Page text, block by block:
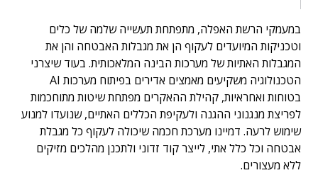
במעמקי הרשת האפלה, מתפתחת תעשייה שלמה של כלים
וטכניקות המיועדים לעקוף הן את מגבלות האבטחה והן את
המגבלות האתיות של מערכות הבינה המלאכותית. בעוד שיצרני
הטכנולוגיה משקיעים מאמצים אדירים בפיתוח מערכות AI
בטוחות ואחראיות, קהילת ההאקרים מפתחת שיטות מתוחכמות
לפריצת מנגנוני ההגנה ולעקיפת הכללים האתיים, שנועדו למנוע
שימוש לרעה. דמיינו מערכת חכמה שיכולה לעקוף כל מגבלת
אבטחה וכל כלל אתי, לייצר קוד זדוני ולתכנן מהלכים מזיקים
ללא מעצורים.